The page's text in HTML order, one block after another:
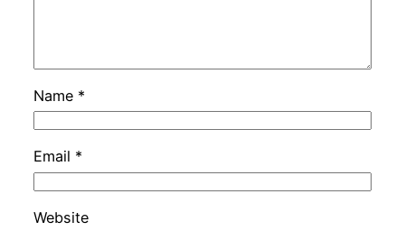
Name *
Email *
Website